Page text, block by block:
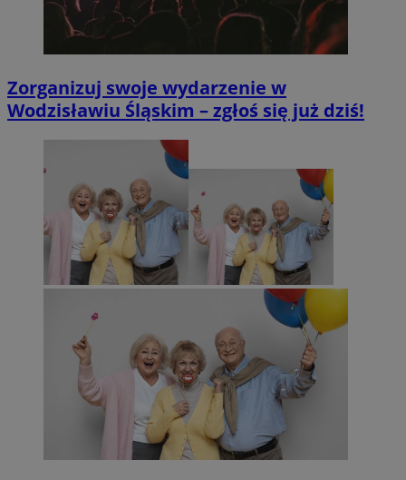
Zorganizuj swoje wydarzenie w
Wodzisławiu Śląskim – zgłoś się już dziś!